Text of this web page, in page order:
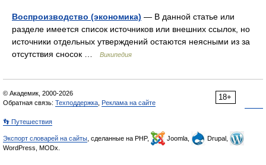
Воспроизводство (экономика) — В данной статье или
разделе имеется список источников или внешних ссылок, но
источники отдельных утверждений остаются неясными из за
отсутствия сносок …
Википедия
18+
© Академик, 2000-2026
Обратная связь: Техподдержка Реклама на сайте
👣 Путешествия
Экспорт словарей на сайты , сделанные на PHP, Joomla,
Drupal,
WordPress, MODx.